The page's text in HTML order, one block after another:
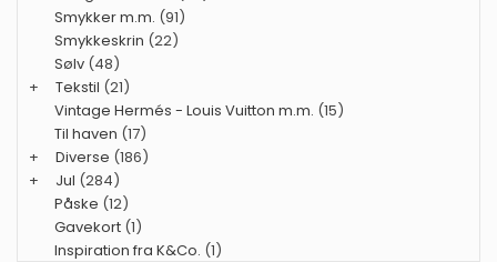
Smykker m.m. (91)
Smykkeskrin (22)
Sølv (48)
+
Tekstil (21)
Vintage Hermés - Louis Vuitton m.m. (15)
Til haven (17)
+
Diverse (186)
+
Jul (284)
Påske (12)
Gavekort (1)
Inspiration fra K&Co. (1)